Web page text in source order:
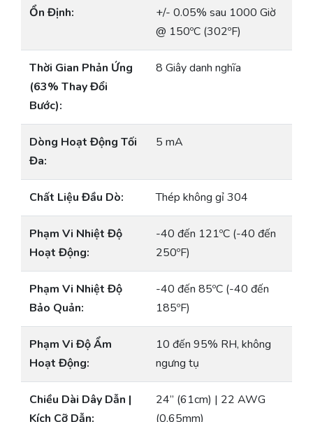
Ổn Định:
+/- 0.05% sau 1000 Giờ
@ 150ºC (302ºF)
Thời Gian Phản Ứng
(63% Thay Đổi
Bước):
8 Giây danh nghĩa
Dòng Hoạt Động Tối
Đa:
5 mA
Chất Liệu Đầu Dò: Thép không gỉ 304
Phạm Vi Nhiệt Độ
Hoạt Động:
-40 đến 121ºC (-40 đến
250ºF)
Phạm Vi Nhiệt Độ
Bảo Quản:
-40 đến 85ºC (-40 đến
185ºF)
Phạm Vi Độ Ẩm
Hoạt Động:
10 đến 95% RH, không
ngưng tụ
Chiều Dài Dây Dẫn |
Kích Cỡ Dẫn:
24” (61cm) | 22 AWG
(0.65mm)